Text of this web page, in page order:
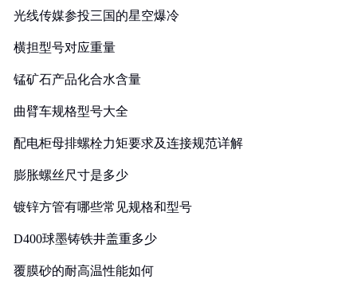
光线传媒参投三国的星空爆冷
横担型号对应重量
锰矿石产品化合水含量
曲臂车规格型号大全
配电柜母排螺栓力矩要求及连接规范详解
膨胀螺丝尺寸是多少
镀锌方管有哪些常见规格和型号
D400球墨铸铁井盖重多少
覆膜砂的耐高温性能如何